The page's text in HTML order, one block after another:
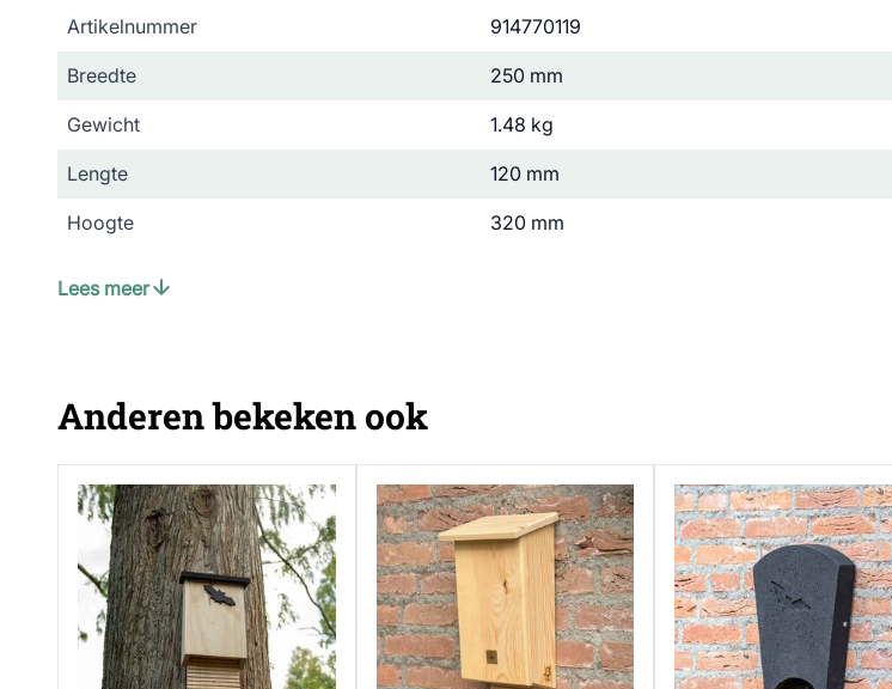
Artikelnummer 914770119
Breedte 250 mm
Gewicht 1.48 kg
Lengte 120 mm
Hoogte 320 mm
Kleur
Lees meer
Anderen bekeken ook